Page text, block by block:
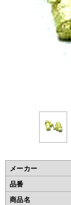
メーカー
品番
商品名